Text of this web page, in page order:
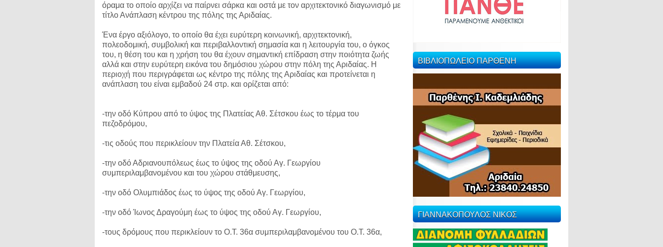
όραμα το οποίο αρχίζει να παίρνει σάρκα και οστά με τον αρχιτεκτονικό διαγωνισμό με
τίτλο Ανάπλαση κέντρου της πόλης της Αριδαίας.
Ένα έργο αξιόλογο, το οποίο θα έχει ευρύτερη κοινωνική, αρχιτεκτονική,
πολεοδομική, συμβολική και περιβαλλοντική σημασία και η λειτουργία του, ο όγκος
του, η θέση του και η χρήση του θα έχουν σημαντική επίδραση στην ποιότητα ζωής
αλλά και στην ευρύτερη εικόνα του δημόσιου χώρου στην πόλη της Αριδαίας. Η
περιοχή που περιγράφεται ως κέντρο της πόλης της Αριδαίας και προτείνεται η
ανάπλαση του είναι εμβαδού 24 στρ. και ορίζεται από:
-την οδό Κύπρου από το ύψος της Πλατείας Αθ. Σέτσκου έως το τέρμα του
πεζοδρόμου,
-τις οδούς που περικλείουν την Πλατεία Αθ. Σέτσκου,
-την οδό Αδριανουπόλεως έως το ύψος της οδού Αγ. Γεωργίου
συμπεριλαμβανομένου και του χώρου στάθμευσης,
-την οδό Ολυμπιάδος έως το ύψος της οδού Αγ. Γεωργίου,
-την οδό Ίωνος Δραγούμη έως το ύψος της οδού Αγ. Γεωργίου,
-τους δρόμους που περικλείουν το Ο.Τ. 36α συμπεριλαμβανομένου του Ο.Τ. 36α,
ΒΙΒΛΙΟΠΩΛΕΙΟ ΠΑΡΘΕΝΗ
ΓΙΑΝΝΑΚΟΠΟΥΛΟΣ ΝΙΚΟΣ